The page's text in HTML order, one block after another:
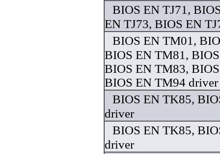
BIOS EN TJ71,
EN TJ73, BIOS EN
BIOS EN TM01,
BIOS EN TM81,
BIOS EN TM83,
BIOS EN TM94 driver
BIOS EN TK85,
driver
BIOS EN TK85,
driver